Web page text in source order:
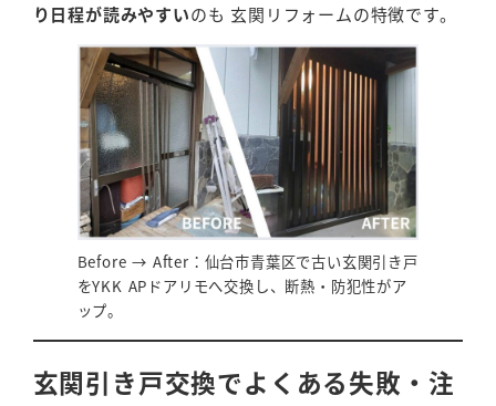
り日程が読みやすいのも 玄関リフォームの特徴です。
Before → After：仙台市青葉区で古い玄関引き戸
をYKK APドアリモへ交換し、断熱・防犯性がア
ップ。
玄関引き戸交換でよくある失敗・注